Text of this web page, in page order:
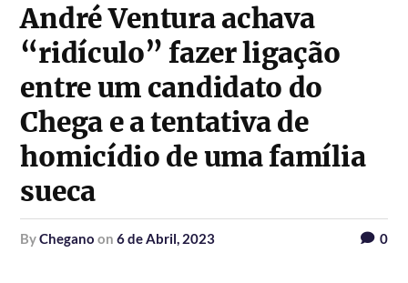
André Ventura achava
“ridículo” fazer ligação
entre um candidato do
Chega e a tentativa de
homicídio de uma família
sueca
byChegano on6 de Abril, 2023 0